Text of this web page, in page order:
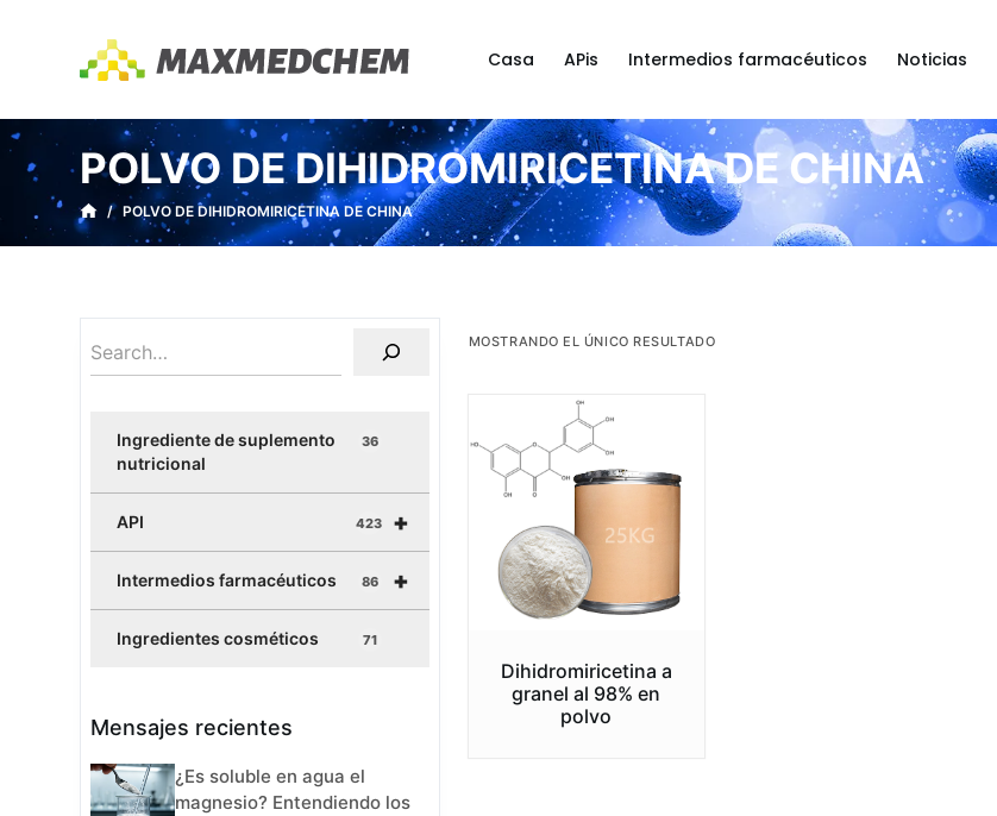
t
a
l
Casa APis Intermedios farmacéuticos Noticias
POLVO DE DIHIDROMIRICETINA DE CHINA
/ POLVO DE DIHIDROMIRICETINA DE CHINA
MOSTRANDO EL ÚNICO RESULTADO
Dihidromiricetina a
granel al 98% en
polvo
Ingrediente de suplemento
nutricional
36
+
API 423
+
Intermedios farmacéuticos 86
Ingredientes cosméticos 71
Mensajes recientes
¿Es soluble en agua el
magnesio? Entendiendo los